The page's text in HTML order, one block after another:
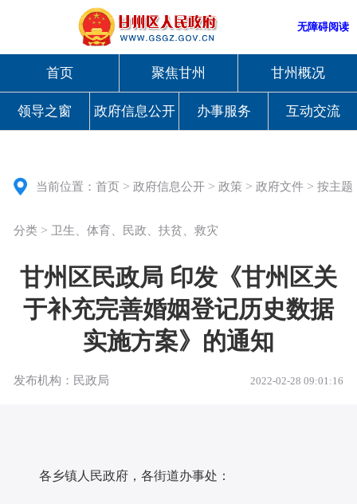
无障碍阅读
首页 聚焦甘州 甘州概况
领导之窗 政府信息公开 办事服务 互动交流
当前位置：首页 >政府信息公开 >政策 >政府文件 >按主题
分类 > 卫生、体育、民政、扶贫、救灾
甘州区民政局 印发《甘州区关
于补充完善婚姻登记历史数据
实施方案》的通知
发布机构：民政局 2022-02-28 09:01:16
各乡镇人民政府，各街道办事处 ：